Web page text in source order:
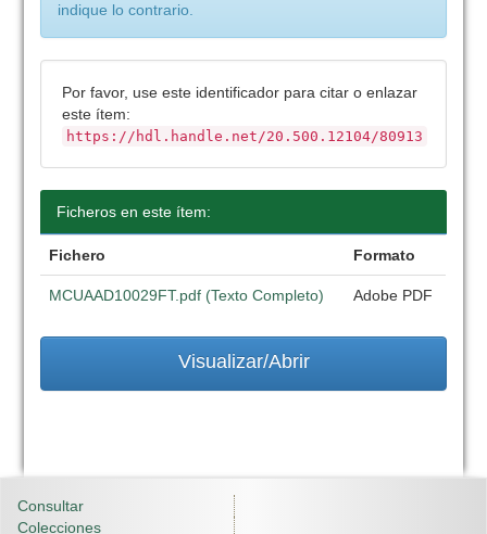
indique lo contrario.
Por favor, use este identificador para citar o enlazar
este ítem:
https://hdl.handle.net/20.500.12104/80913
Ficheros en este ítem:
Fichero Formato
MCUAAD10029FT.pdf (Texto Completo) Adobe PDF
Visualizar/Abrir
Consultar
Colecciones